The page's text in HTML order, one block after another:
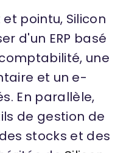
pointu, Silicon
d'un ERP basé
une
et un e-
En parallèle,
de gestion de
stocks et des